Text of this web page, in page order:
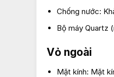
Chống nước:
Bộ máy Quartz
Vỏ ngoài
Mặt kính: Mặt